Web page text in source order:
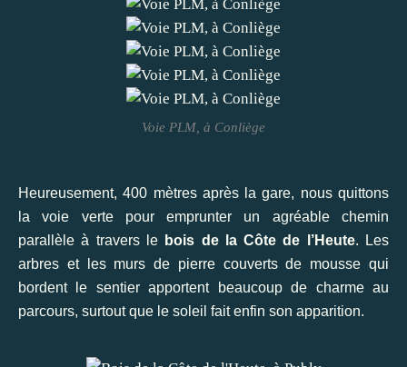
Voie PLM, à Conliège
Heureusement, 400 mètres après la gare, nous quittons
la voie verte pour emprunter un agréable chemin
parallèle à travers le bois de la Côte de l’Heute. Les
arbres et les murs de pierre couverts de mousse qui
bordent le sentier apportent beaucoup de charme au
parcours, surtout que le soleil fait enfin son apparition.